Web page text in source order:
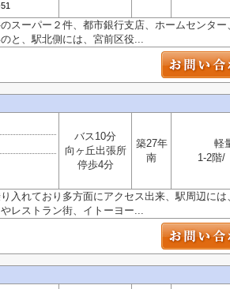
スーパー２件、都市銀行支店、ホームセンター
と、駅北側には、宮前区役...
バス10分
向ヶ丘出張所
停歩4分
築27年
南
軽
1-2階/
入れており多方面にアクセス出来、駅周辺には
レストラン街、イトーヨー...